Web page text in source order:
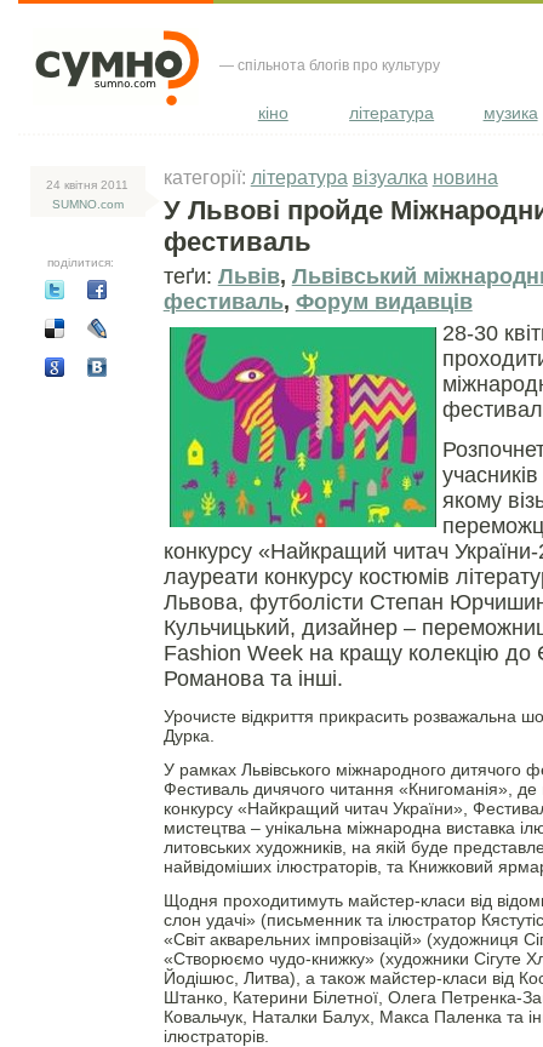
— спільнота блогів про культуру
кіно література музика
24 квiтня 2011
SUMNO.com
поділитися:
категорії: література візуалка новина
У Львові пройде
фестиваль
теґи: Львів, Львівський
фестиваль, Форум видавців
28-30
якому
конкурсу «Найкращий читач
лауреати конкурсу костюмів
Львова, футболісти Степан Юрчишин
Кульчицький, дизайнер –
Fashion Week на кращу колекцію
Романова та інші.
Урочисте відкриття прикрасить розважальна
Дурка.
У рамках Львівського міжнародного дитячого
Фестиваль дичячого читання «Книгоманія», де
конкурсу «Найкращий читач України»,
мистецтва – унікальна міжнародна виставка
литовських художників, на якій буде
найвідоміших ілюстраторів, та Книжковий
Щодня проходитимуть майстер-класи від
слон удачі» (письменник та ілюстратор
«Світ акварельних імпровізацій» (художниця
«Створюємо чудо-книжку» (художники Сігуте
Йодішюс, Литва), а також майстер-класи від
Штанко, Катерини Білетної, Олега Петренка-
Ковальчук, Наталки Балух, Макса Паленка та
ілюстраторів.